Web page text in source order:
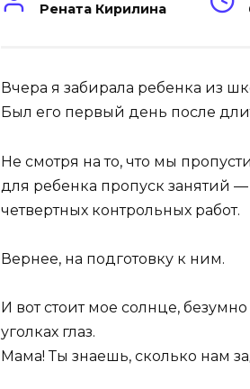
Рената Кирилина
Вчера я забирала ребенка из
Был его первый день после
Не смотря на то, что мы
для ребенка пропуск занятий
четвертных контрольных работ.
Вернее, на подготовку к ним.
И вот стоит мое солнце,
уголках глаз.
Мама! Ты знаешь, сколько нам